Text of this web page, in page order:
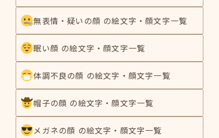
無表情・疑いの顔 の絵文字・顔文字一覧
眠い顔 の絵文字・顔文字一覧
体調不良の顔 の絵文字・顔文字一覧
帽子の顔 の絵文字・顔文字一覧
メガネの顔 の絵文字・顔文字一覧